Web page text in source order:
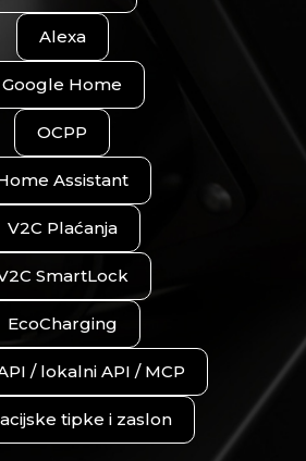
Alexa
Google Home
OCPP
Assistant
V2C Plaćanja
SmartLock
EcoCharging
/ lokalni API / MCP
tipke i zaslon